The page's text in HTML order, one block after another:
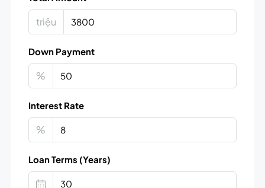
triệu
Down Payment
%
Interest Rate
%
Loan Terms (Years)